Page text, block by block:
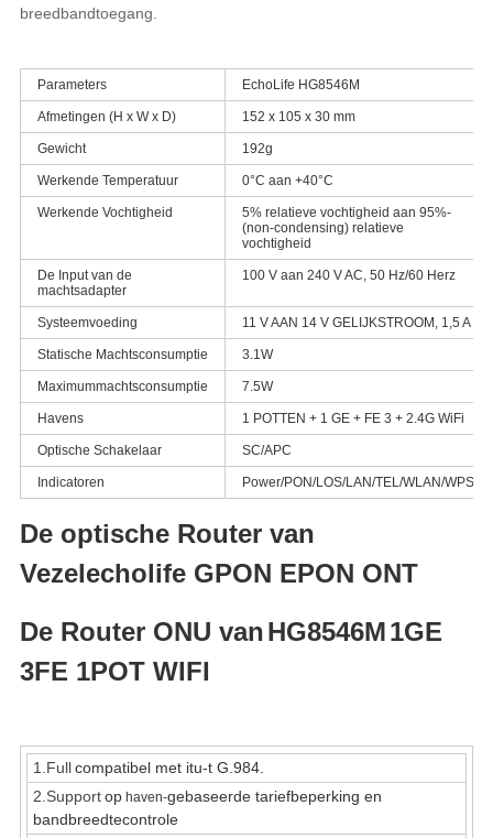
breedbandtoegang.
Parameters EchoLife HG8546M
Afmetingen (H x W x D) 152 x 105 x 30 mm
Gewicht 192g
Werkende Temperatuur 0°C aan +40°C
Werkende Vochtigheid
5% relatieve vochtigheid aan 95%-
(non-condensing) relatieve
vochtigheid
De Input van de
machtsadapter
100 V aan 240 V AC, 50 Hz/60 Herz
Systeemvoeding 11 V AAN 14 V GELIJKSTROOM, 1,5 A
Statische Machtsconsumptie 3.1W
Maximummachtsconsumptie 7.5W
Havens 1 POTTEN + 1 GE + FE 3 + 2.4G WiFi
Optische Schakelaar SC/APC
Indicatoren Power/PON/LOS/LAN/TEL/WLAN/WPS
De optische Router van
Vezelecholife GPON EPON ONT
De Router ONU vanHG8546M1GE
3FE 1POT WIFI
1.Fullcompatibel met itu-t G.984.
2.Supportophaven-gebaseerde tariefbeperking en
bandbreedtecontrole